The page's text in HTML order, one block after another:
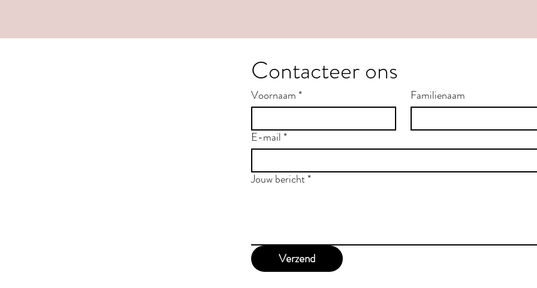
Contacteer ons
Voornaam* Familienaam
E-mail*
Jouw bericht*
Verzend